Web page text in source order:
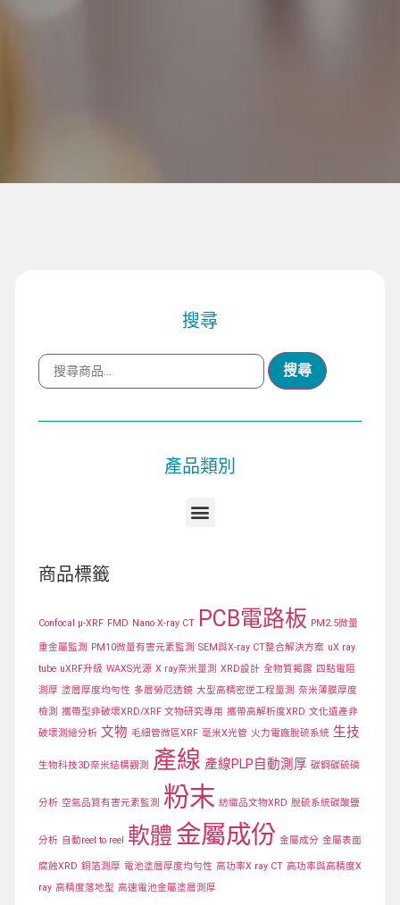
搜尋
搜尋
產品類別
商品標籤
Confocal μ-XRF FMD Nano X-ray CT PCB電路板 PM2.5微量
重金屬監測 PM10微量有害元素監測 SEM與X-ray CT整合解決方案 uX ray
tube uXRF升級 WAXS光源 X ray奈米量測 XRD設計 全物質揭露 四點電阻
測厚 塗層厚度均勻性 多層勞厄透鏡 大型高精密逆工程量測 奈米薄膜厚度
檢測 攜帶型非破壞XRD/XRF 文物研究專用 攜帶高解析度XRD 文化遺產非
破壞測繪分析 文物 毛細管微區XRF 毫米X光管 火力電廠脫硫系統 生技
生物科技3D奈米結構觀測 產線 產線PLP自動測厚 碳鋼碳硫磷
分析 空氣品質有害元素監測 粉末 紡織品文物XRD 脫硫系統碳酸鹽
分析 自動reel to reel 軟體 金屬成份 金屬成分 金屬表面
腐蝕XRD 銅箔測厚 電池塗層厚度均勻性 高功率X ray CT 高功率與高精度X
ray 高精度落地型 高速電池金屬塗層測厚